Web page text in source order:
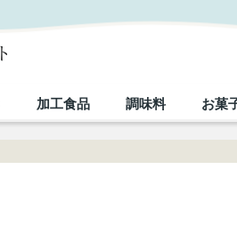
加工食品 調味料 お菓